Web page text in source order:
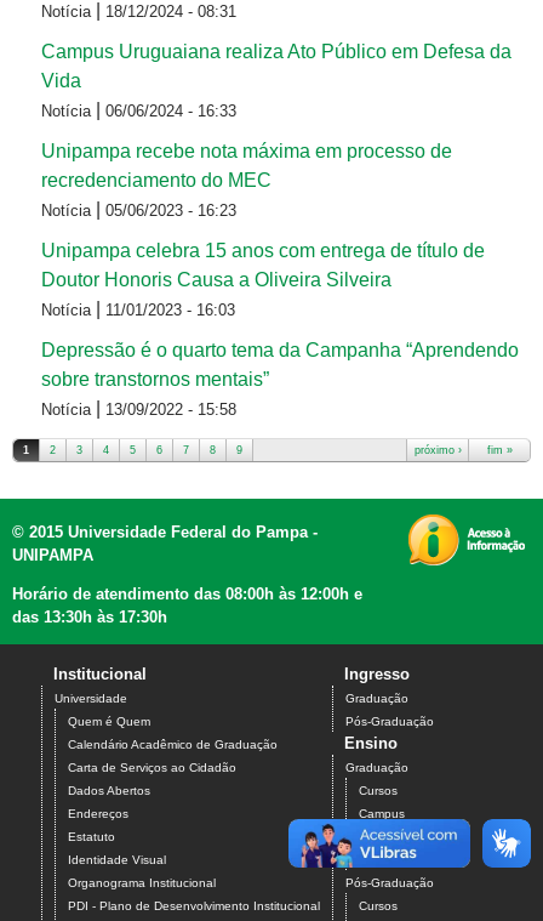
Notícia 18/12/2024 - 08:31
Campus Uruguaiana realiza Ato Público em Defesa da
Vida
Notícia 06/06/2024 - 16:33
Unipampa recebe nota máxima em processo de
recredenciamento do MEC
Notícia 05/06/2023 - 16:23
Unipampa celebra 15 anos com entrega de título de
Doutor Honoris Causa a Oliveira Silveira
Notícia 11/01/2023 - 16:03
Depressão é o quarto tema da Campanha “Aprendendo
sobre transtornos mentais”
Notícia 13/09/2022 - 15:58
1 2 3 4 5 6 7 8 9 próximo › fim »
© 2015 Universidade Federal do Pampa -
UNIPAMPA
Horário de atendimento das 08:00h às 12:00h e
das 13:30h às 17:30h
Institucional
Universidade
Quem é Quem
Calendário Acadêmico de Graduação
Carta de Serviços ao Cidadão
Dados Abertos
Endereços
Estatuto
Identidade Visual
Organograma Institucional
PDI - Plano de Desenvolvimento Institucional
Ingresso
Graduação
Pós-Graduação
Ensino
Graduação
Cursos
Campus
Áreas
Outras Informações
Pós-Graduação
Cursos